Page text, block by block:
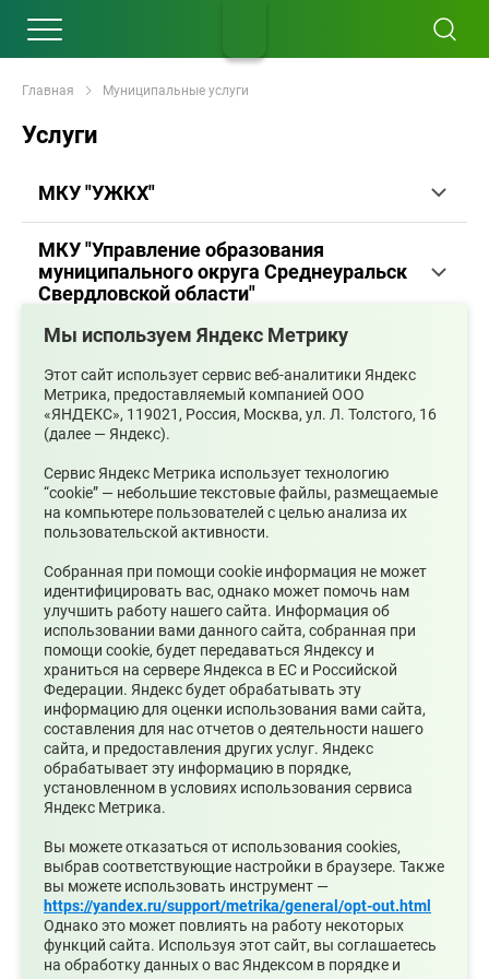
Главная Муниципальные услуги
Услуги
МКУ "УЖКХ"
МКУ "Управление образования
муниципального округа Среднеуральск
Свердловской области"
Юридический отдел
Отдел экономики
Муниципальное бюджетное
учреждение «Архитектура»
Муниципальное казенное учреждение
«Архив муниципального округа
Среднеуральск»
Муниципальное казенное учреждение
«Управление культуры и туризма»
Отдел общественной безопасности
Отдел социальной и жилищной
политики
Управление муниципальным
имуществом администрации
муниципального округа Среднеуральск
Свердловской области
Мы используем Яндекс Метрику
Этот сайт использует сервис веб-аналитики Яндекс
Метрика, предоставляемый компанией ООО
«ЯНДЕКС», 119021, Россия, Москва, ул. Л. Толстого, 16
(далее — Яндекс).
Сервис Яндекс Метрика использует технологию
“cookie” — небольшие текстовые файлы, размещаемые
на компьютере пользователей с целью анализа их
пользовательской активности.
Собранная при помощи cookie информация не может
идентифицировать вас, однако может помочь нам
улучшить работу нашего сайта. Информация об
использовании вами данного сайта, собранная при
помощи cookie, будет передаваться Яндексу и
храниться на сервере Яндекса в ЕС и Российской
Федерации. Яндекс будет обрабатывать эту
информацию для оценки использования вами сайта,
составления для нас отчетов о деятельности нашего
сайта, и предоставления других услуг. Яндекс
обрабатывает эту информацию в порядке,
установленном в условиях использования сервиса
Яндекс Метрика.
Вы можете отказаться от использования cookies,
выбрав соответствующие настройки в браузере. Также
вы можете использовать инструмент —
https://yandex.ru/support/metrika/general/opt-out.html
Однако это может повлиять на работу некоторых
функций сайта. Используя этот сайт, вы соглашаетесь
на обработку данных о вас Яндексом в порядке и